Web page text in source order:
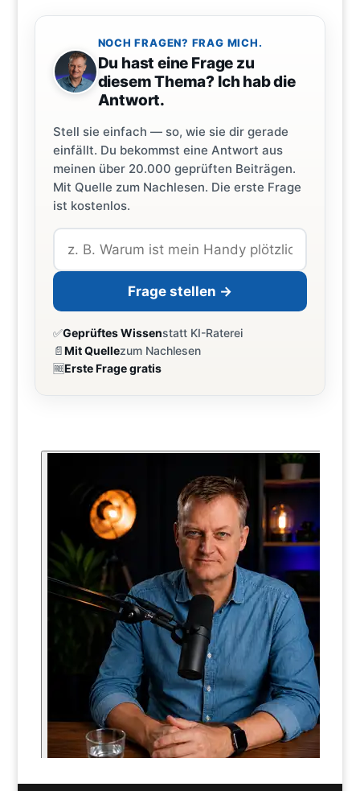
NOCH FRAGEN? FRAG MICH.
Du hast eine Frage zu
diesem Thema? Ich hab die
Antwort.
Stell sie einfach — so, wie sie dir gerade
einfällt. Du bekommst eine Antwort aus
meinen über 20.000 geprüften Beiträgen.
Mit Quelle zum Nachlesen. Die erste Frage
ist kostenlos.
Frage stellen →
✅Geprüftes Wissenstatt KI-Raterei
📄Mit Quellezum Nachlesen
🆓Erste Frage gratis